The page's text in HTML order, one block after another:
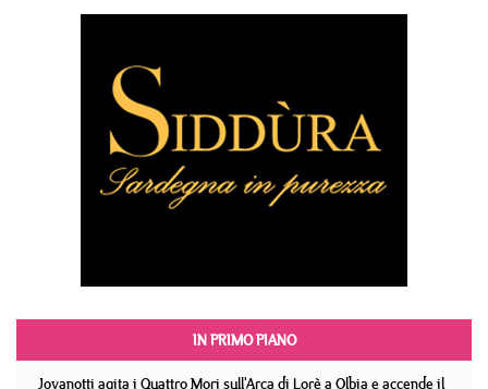
IN PRIMO PIANO
Jovanotti agita i Quattro Mori sull'Arca di Lorè a Olbia e accende il